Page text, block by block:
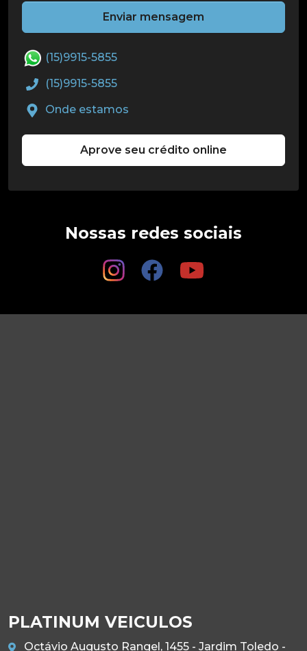
Enviar mensagem
(15)9915-5855
(15)9915-5855
Onde estamos
Aprove seu crédito online
Nossas redes sociais
PLATINUM VEICULOS
Octávio Augusto Rangel, 1455 - Jardim Toledo -